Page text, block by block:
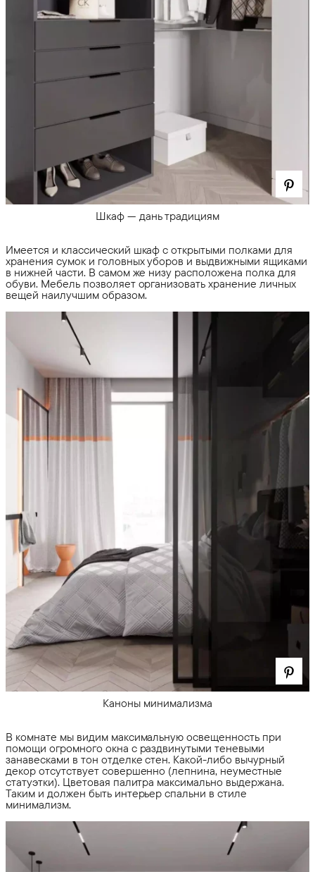
Шкаф — дань традициям
Имеется и классический шкаф с открытыми полками для
хранения сумок и головных уборов и выдвижными ящиками
в нижней части. В самом же низу расположена полка для
обуви. Мебель позволяет организовать хранение личных
вещей наилучшим образом.
Каноны минимализма
В комнате мы видим максимальную освещенность при
помощи огромного окна с раздвинутыми теневыми
занавесками в тон отделке стен. Какой-либо вычурный
декор отсутствует совершенно (лепнина, неуместные
статуэтки). Цветовая палитра максимально выдержана.
Таким и должен быть интерьер спальни в стиле
минимализм.